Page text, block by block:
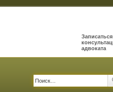
адвоката